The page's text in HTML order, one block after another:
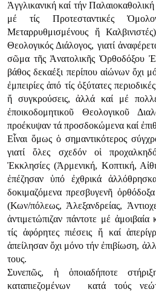
Ἀγγλικανική καί τήν
μέ τίς Προτεσταντικές
Μεταρρυθμισμένους ἤ
Θεολογικός Διάλογος, γιατί
σῶμα τῆς Ἀνατολικῆς Ὀρθοδόξου
βάθος δεκαέξι περίπου αἰώνων ὄχι
ἐμπειρίες ἀπό τίς ὀξύτατες
ἤ συγκρούσεις, ἀλλά καί μέ
ἐποικοδομητικοῦ Θεολογικοῦ
προέκυψαν τά προσδοκώμενα καί
Εἶναι ὅμως ὁ σημαντικότερος
γιατί ὅλες σχεδόν οἱ
Ἐκκλησίες (Ἀρμενική, Κοπτική,
ἐπέζησαν ὑπό ἐχθρικά
δοκιμαζόμενα πρεσβυγενῆ
(Κων/πόλεως, Ἀλεξανδρείας,
ἀντιμετώπιζαν πάντοτε μέ
τίς ἀφόρητες πιέσεις ἤ καί
ἀπείλησαν ὄχι μόνο τήν ἐπιβίωση,
τους.
Συνεπῶς, ἡ ὁποιαδήποτε
καταπιεζομένων κατά τούς